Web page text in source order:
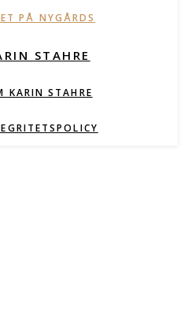
PÅ NYGÅRDS
STAHRE
KARIN STAHRE